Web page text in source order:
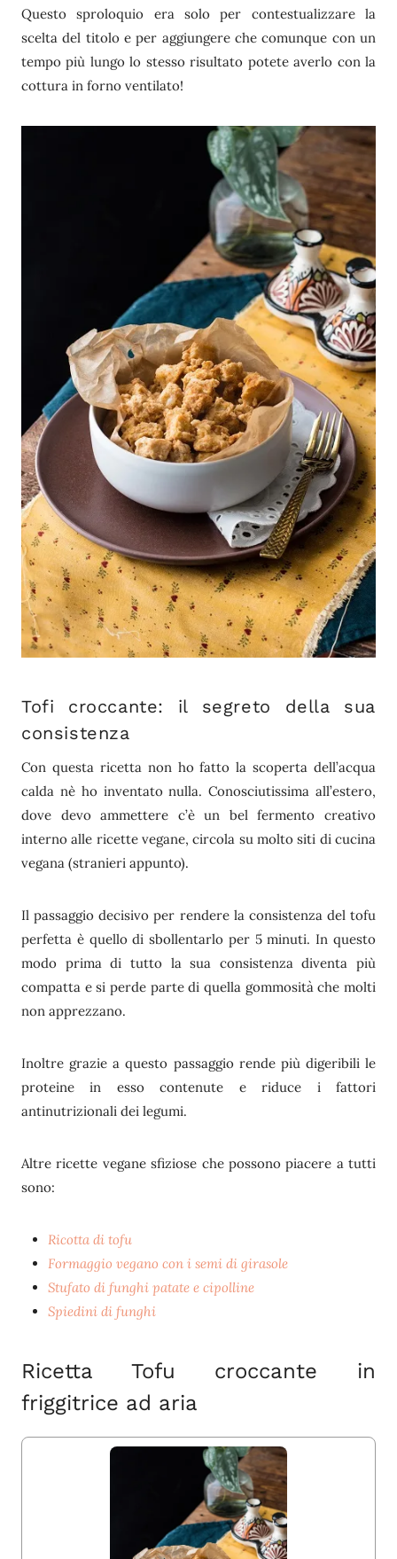
Questo sproloquio era solo per contestualizzare la
scelta del titolo e per aggiungere che comunque con un
tempo più lungo lo stesso risultato potete averlo con la
cottura in forno ventilato!
Tofi croccante: il segreto della sua
consistenza
Con questa ricetta non ho fatto la scoperta dell’acqua
calda nè ho inventato nulla. Conosciutissima all’estero,
dove devo ammettere c’è un bel fermento creativo
interno alle ricette vegane, circola su molto siti di cucina
vegana (stranieri appunto).
Il passaggio decisivo per rendere la consistenza del tofu
perfetta è quello di sbollentarlo per 5 minuti. In questo
modo prima di tutto la sua consistenza diventa più
compatta e si perde parte di quella gommosità che molti
non apprezzano.
Inoltre grazie a questo passaggio rende più digeribili le
proteine in esso contenute e riduce i fattori
antinutrizionali dei legumi.
Altre ricette vegane sfiziose che possono piacere a tutti
sono:
Ricotta di tofu
Formaggio vegano con i semi di girasole
Stufato di funghi patate e cipolline
Spiedini di funghi
Ricetta Tofu croccante in
friggitrice ad aria